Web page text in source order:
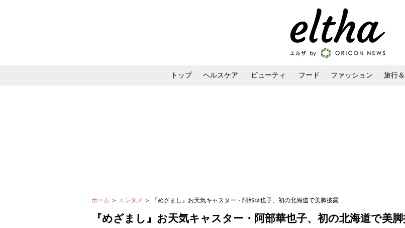
トップ ヘルスケア ビューティ フード ファッション 旅行
ホーム ＞ エンタメ ＞ 『めざまし』お天気キャスター・阿部華也子、初の北海道で美脚披露
『めざまし』お天気キャスター・阿部華也子、初の北海道で美